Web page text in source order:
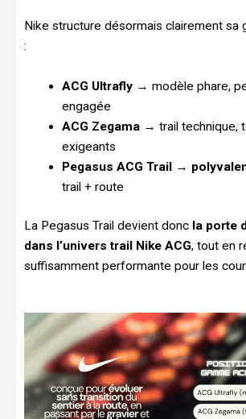
Nike structure désormais clairement sa
:
ACG Ultrafly→ modèle phare,
engagée
ACG Zegama→ trail technique,
exigeants
Pegasus ACG Trail→
trail + route
La Pegasus Trail devient donc la porte
dans l’univers trail Nike ACG, tout en
suffisamment performante pour les